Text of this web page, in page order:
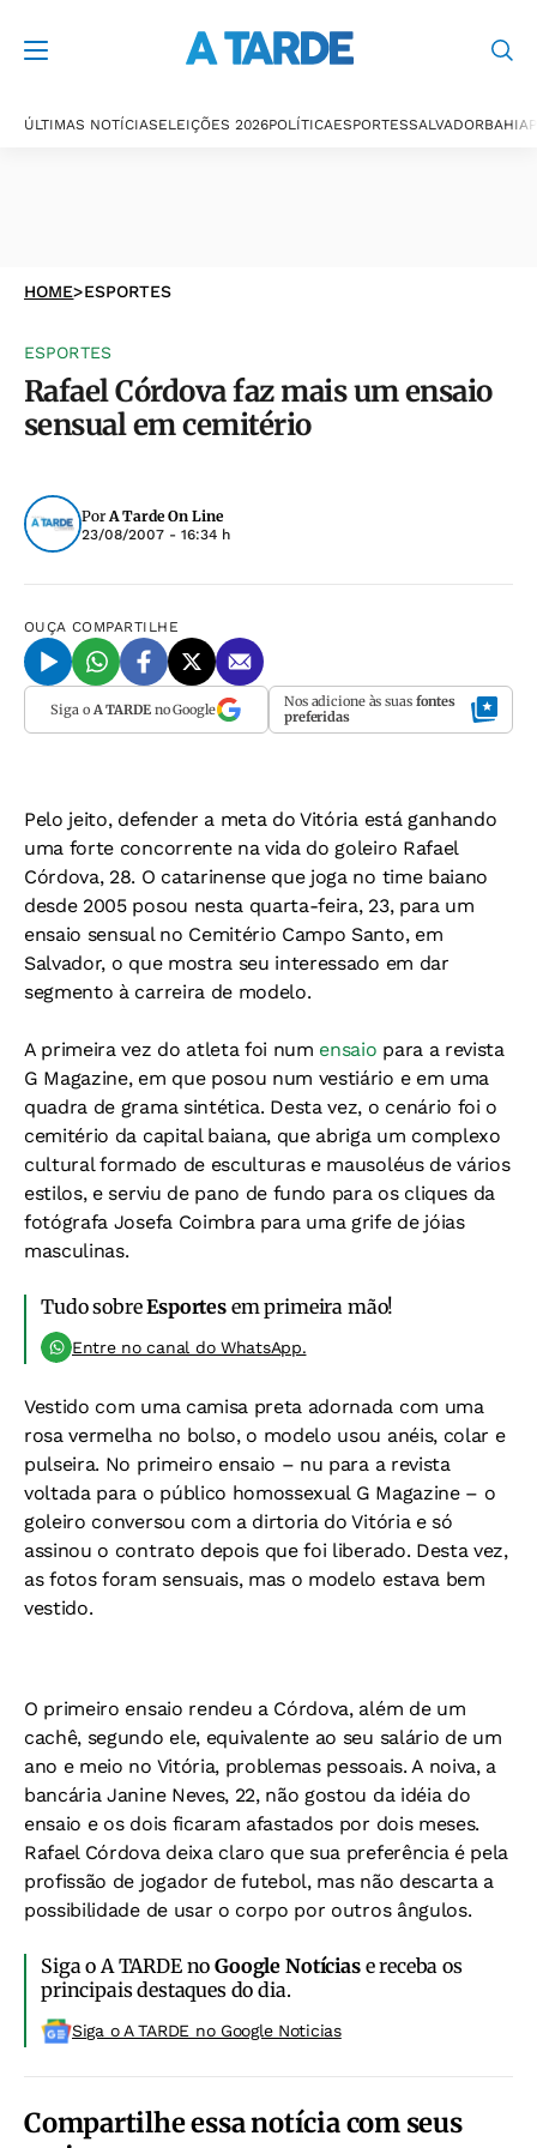
ÚLTIMAS NOTÍCIASELEIÇÕES 2026POLÍTICAESPORTESSALVADORBAHIA
HOME>ESPORTES
ESPORTES
Rafael Córdova faz mais um ensaio
sensual em cemitério
PorA Tarde On Line
23/08/2007 - 16:34 h
OUÇA COMPARTILHE
Siga o A TARDEno Google Nos adicione às suas fontes
preferidas
Pelo jeito, defender a meta do Vitória está ganhando
uma forte concorrente na vida do goleiro Rafael
Córdova, 28. O catarinense que joga no time baiano
desde 2005 posou nesta quarta-feira, 23, para um
ensaio sensual no Cemitério Campo Santo, em
Salvador, o que mostra seu interessado em dar
segmento à carreira de modelo.
A primeira vez do atleta foi num ensaio para a revista
G Magazine, em que posou num vestiário e em uma
quadra de grama sintética. Desta vez, o cenário foi o
cemitério da capital baiana, que abriga um complexo
cultural formado de esculturas e mausoléus de vários
estilos, e serviu de pano de fundo para os cliques da
fotógrafa Josefa Coimbra para uma grife de jóias
masculinas.
Tudo sobreEsportesem primeira mão!
Entre no canal do WhatsApp.
Vestido com uma camisa preta adornada com uma
rosa vermelha no bolso, o modelo usou anéis, colar e
pulseira. No primeiro ensaio – nu para a revista
voltada para o público homossexual G Magazine – o
goleiro conversou com a dirtoria do Vitória e só
assinou o contrato depois que foi liberado. Desta vez,
as fotos foram sensuais, mas o modelo estava bem
vestido.
O primeiro ensaio rendeu a Córdova, além de um
cachê, segundo ele, equivalente ao seu salário de um
ano e meio no Vitória, problemas pessoais. A noiva, a
bancária Janine Neves, 22, não gostou da idéia do
ensaio e os dois ficaram afastados por dois meses.
Rafael Córdova deixa claro que sua preferência é pela
profissão de jogador de futebol, mas não descarta a
possibilidade de usar o corpo por outros ângulos.
Siga o A TARDE noGoogle Notíciase receba os
principais destaques do dia.
Siga o A TARDE no Google Noticias
Compartilhe essa notícia com seus